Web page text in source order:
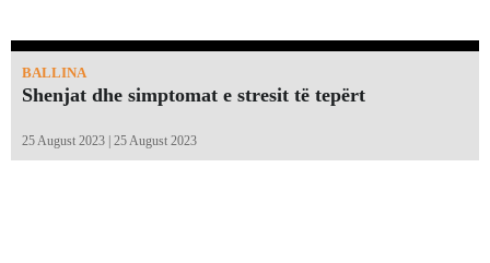
BALLINA
Shenjat dhe simptomat e stresit të tepërt
25 August 2023 | 25 August 2023